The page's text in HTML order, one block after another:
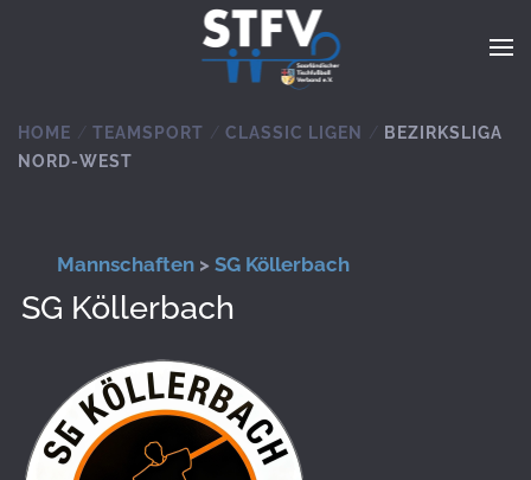
Zum Hauptinhalt springen
HOME TEAMSPORT CLASSIC LIGEN
BEZIRKSLIGA
NORD-WEST
Mannschaften > SG Köllerbach
SG Köllerbach